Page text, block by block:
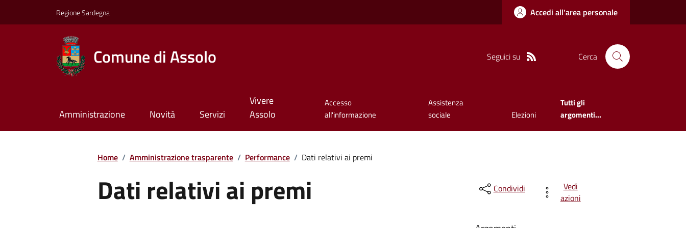
Regione Sardegna Accedi all'area personale
Comune di Assolo Seguici su Cerca
Amministrazione Novità Servizi
Vivere
Assolo
Accesso
all'informazione
Assistenza
sociale
Elezioni
Tutti gli
argomenti...
Home / Amministrazione trasparente / Performance / Dati relativi ai premi
Dati relativi ai premi Condividi
Vedi
azioni